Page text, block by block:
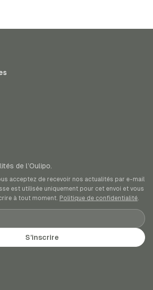
de l’Oulipo.
acceptez de recevoir nos actualités par e-mail
est utilisée uniquement pour cet envoi et vous
à tout moment. Politique de confidentialité.
S’inscrire